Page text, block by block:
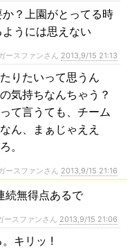
？上園がとってる時
うには思えない
ースファンさん 2013,9/15 21:13
りたいって思うん
気持ちなんちゃう？
て言うても、チーム
ん、まぁじゃええ
。
ースファンさん 2013,9/15 21:16
続無得点あるで
スファンさん 2013,9/15 21:06
キリッ !